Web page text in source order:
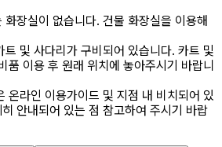
화장실이 없습니다. 건물 화장실을 이용해
트 및 사다리가 구비되어 있습니다. 카트 및
품 이용 후 원래 위치에 놓아주시기 바랍니
온라인 이용가이드 및 지점 내 비치되어 있
안내되어 있는 점 참고하여 주시기 바랍